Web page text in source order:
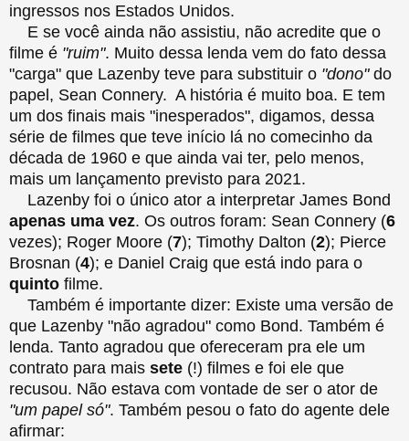
ingressos nos Estados Unidos.
E se você ainda não assistiu, não acredite que o
filme é "ruim". Muito dessa lenda vem do fato dessa
"carga" que Lazenby teve para substituir o "dono"do
papel, Sean Connery. A história é muito boa. E tem
um dos finais mais "inesperados", digamos, dessa
série de filmes que teve início lá no comecinho da
década de 1960 e que ainda vai ter, pelo menos,
mais um lançamento previsto para 2021.
Lazenby foi o único ator a interpretar James Bond
apenas uma vez. Os outros foram: Sean Connery (6
vezes); Roger Moore (7); Timothy Dalton (2); Pierce
Brosnan (4); e Daniel Craig que está indo para o
quinto filme.
Também é importante dizer: Existe uma versão de
que Lazenby "não agradou" como Bond. Também é
lenda. Tanto agradou que ofereceram pra ele um
contrato para mais sete (!) filmes e foi ele que
recusou. Não estava com vontade de ser o ator de
"um papel só". Também pesou o fato do agente dele
afirmar: